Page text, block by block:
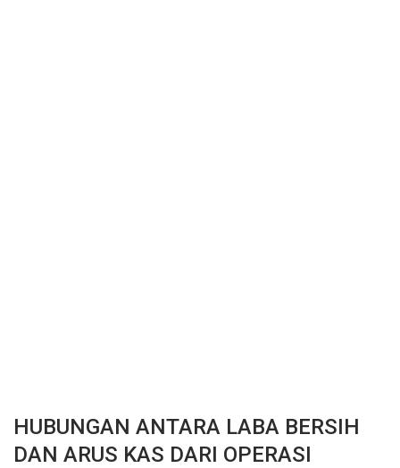
HUBUNGAN ANTARA LABA BERSIH
DAN ARUS KAS DARI OPERASI